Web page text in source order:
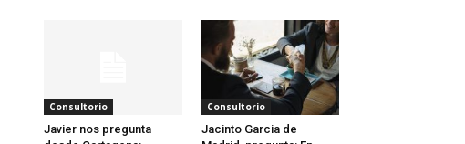
Consultorio
Javier nos pregunta
Consultorio
Jacinto Garcia de